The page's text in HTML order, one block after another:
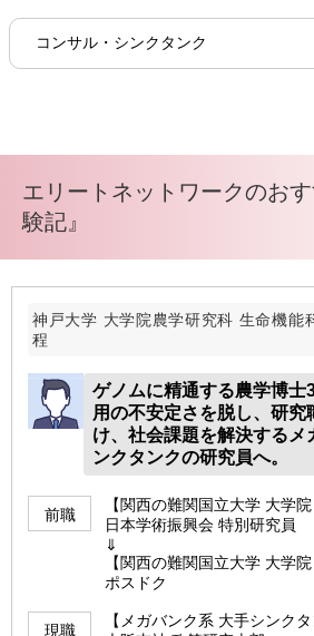
コンサル・シンクタンク
エリートネットワークのお
験記』
神戸大学 大学院農学研究科 生命機能
程
ゲノムに精通する農学博士
用の不安定さを脱し、研究
け、社会課題を解決するメ
ンクタンクの研究員へ。
前職
【関西の難関国立大学 大学
日本学術振興会 特別研究員
⇓
【関西の難関国立大学 大学
ポスドク
現職
【メガバンク系 大手シンクタ